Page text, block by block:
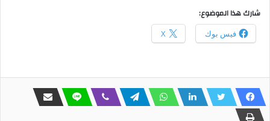
شارك هذا الموضوع:
فيس بوك X